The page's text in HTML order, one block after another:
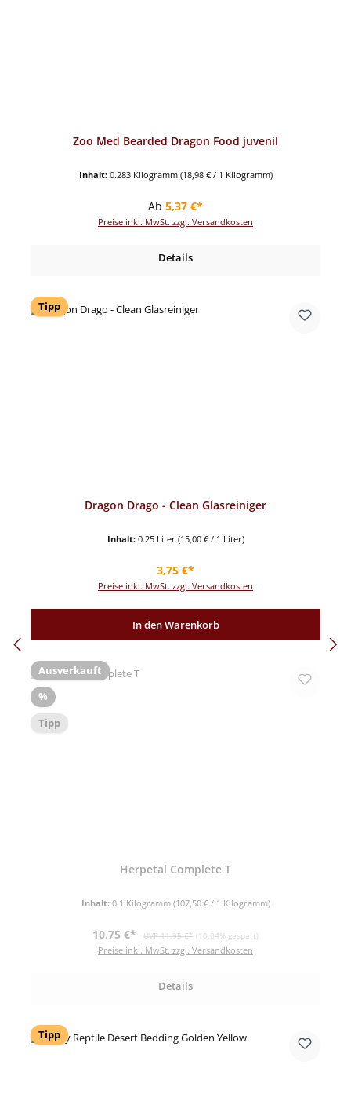
Zoo Med Bearded Dragon Food juvenil
Inhalt: 0.283 Kilogramm (18,98 € / 1 Kilogramm)
Regulärer Preis:
Ab 5,37 €*
Preise inkl. MwSt. zzgl. Versandkosten
Details
Tipp
Dragon Drago - Clean Glasreiniger
Inhalt: 0.25 Liter (15,00 € / 1 Liter)
Regulärer Preis:
3,75 €*
Preise inkl. MwSt. zzgl. Versandkosten
In den Warenkorb
Ausverkauft
%Rabatt
Tipp
Herpetal Complete T
Inhalt: 0.1 Kilogramm (107,50 € / 1 Kilogramm)
Verkaufspreis:
10,75 €* Regulärer Preis:
UVP 11,95 €* (10.04% gespart)
Preise inkl. MwSt. zzgl. Versandkosten
Details
Tipp